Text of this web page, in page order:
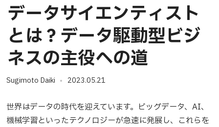
データサイエンティスト
とは？データ駆動型ビジ
ネスの主役への道
Sugimoto Daiki 2023.05.21
世界はデータの時代を迎えています。ビッグデータ、AI、
機械学習といったテクノロジーが急速に発展し、これらを